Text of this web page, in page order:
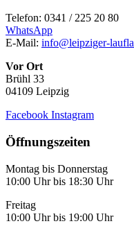
Telefon: 0341 / 225 20 80
WhatsApp
E-Mail: info@leipziger-
Vor Ort
Brühl 33
04109 Leipzig
Facebook Instagram
Öffnungszeiten
Montag bis Donnerstag
10:00 Uhr bis 18:30 Uhr
Freitag
10:00 Uhr bis 19:00 Uhr